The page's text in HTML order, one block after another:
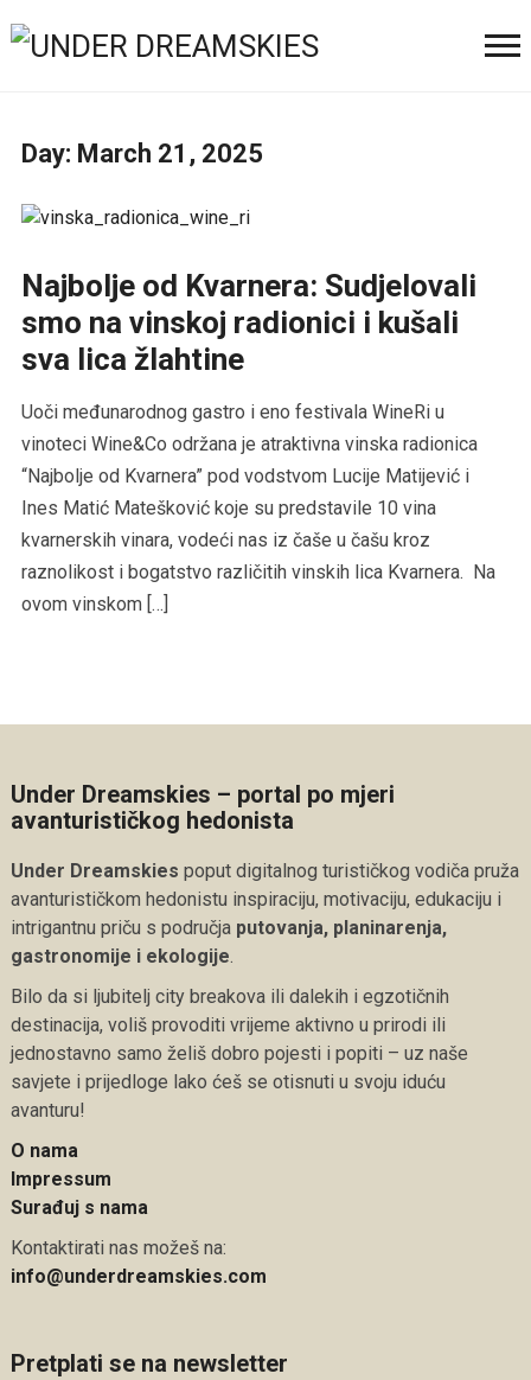
Day: March 21, 2025
Najbolje od Kvarnera: Sudjelovali
smo na vinskoj radionici i kušali
sva lica žlahtine
Uoči međunarodnog gastro i eno festivala WineRi u
vinoteci Wine&Co održana je atraktivna vinska radionica
“Najbolje od Kvarnera” pod vodstvom Lucije Matijević i
Ines Matić Matešković koje su predstavile 10 vina
kvarnerskih vinara, vodeći nas iz čaše u čašu kroz
raznolikost i bogatstvo različitih vinskih lica Kvarnera. Na
ovom vinskom […]
Under Dreamskies – portal po mjeri
avanturističkog hedonista
Under Dreamskies poput digitalnog turističkog vodiča pruža
avanturističkom hedonistu inspiraciju, motivaciju, edukaciju i
intrigantnu priču s područja putovanja, planinarenja,
gastronomije i ekologije.
Bilo da si ljubitelj city breakova ili dalekih i egzotičnih
destinacija, voliš provoditi vrijeme aktivno u prirodi ili
jednostavno samo želiš dobro pojesti i popiti – uz naše
savjete i prijedloge lako ćeš se otisnuti u svoju iduću
avanturu!
O nama
Impressum
Surađuj s nama
Kontaktirati nas možeš na:
info@underdreamskies.com
Pretplati se na newsletter